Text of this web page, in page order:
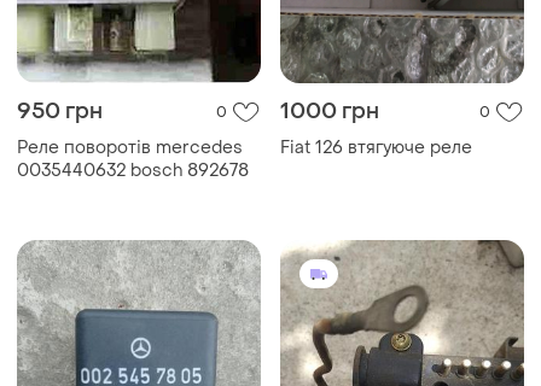
950 грн 0
Реле поворотів mercedes
0035440632 bosch 892678
1000 грн 0
Fiat 126 втягуюче реле